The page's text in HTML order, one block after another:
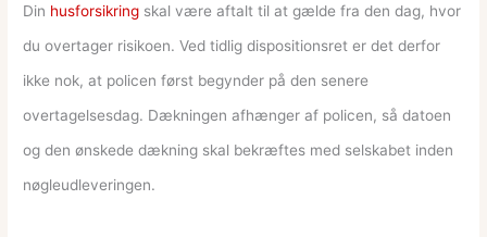
Din husforsikring skal være aftalt til at gælde fra den dag, hvor
du overtager risikoen. Ved tidlig dispositionsret er det derfor
ikke nok, at policen først begynder på den senere
overtagelsesdag. Dækningen afhænger af policen, så datoen
og den ønskede dækning skal bekræftes med selskabet inden
nøgleudleveringen.